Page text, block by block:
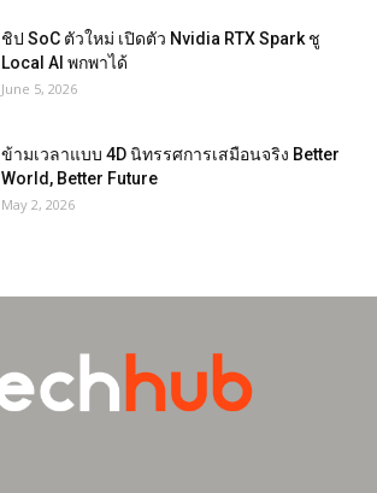
ชิป SoC ตัวใหม่ เปิดตัว Nvidia RTX Spark ชู
Local AI พกพาได้
June 5, 2026
ข้ามเวลาแบบ 4D นิทรรศการเสมือนจริง Better
World, Better Future
May 2, 2026